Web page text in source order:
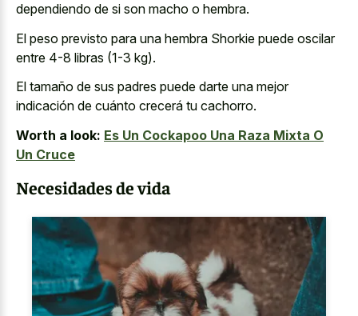
dependiendo de si son macho o hembra.
El peso previsto para una hembra Shorkie puede oscilar
entre 4-8 libras (1-3 kg).
El tamaño de sus padres puede darte una mejor
indicación de cuánto crecerá tu cachorro.
Worth a look: Es Un Cockapoo Una Raza Mixta O
Un Cruce
Necesidades de vida